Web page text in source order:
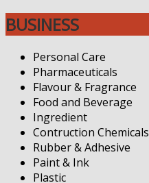
BUSINESS
Personal Care
Pharmaceuticals
Flavour & Fragrance
Food and Beverage
Ingredient
Contruction Chemicals
Rubber & Adhesive
Paint & Ink
Plastic